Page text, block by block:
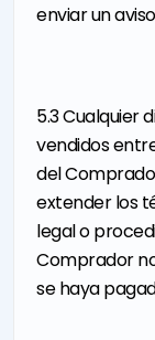
enviar un
5.3 Cualquier
vendidos
del
extender los
legal o
Comprador
se haya